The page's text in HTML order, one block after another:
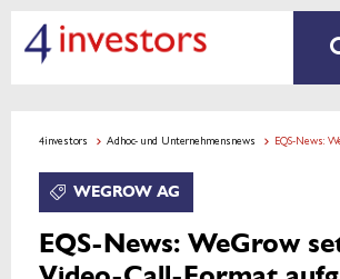
4investors Adhoc- und Unternehmensnews EQS-News: WeGrow setzt IR-Video-Call-
WEGROW AG
EQS-News: WeGrow